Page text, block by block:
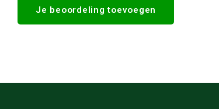
Je beoordeling toevoegen